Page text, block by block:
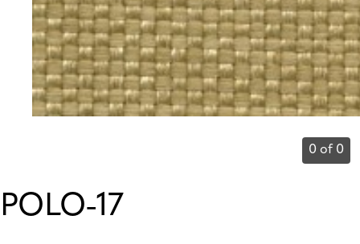
0 of 0
POLO-17